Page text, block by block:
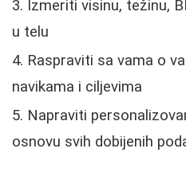
Izmeriti visinu, težinu,
u telu
Raspraviti sa vama o
navikama i ciljevima
Napraviti
osnovu svih dobijenih